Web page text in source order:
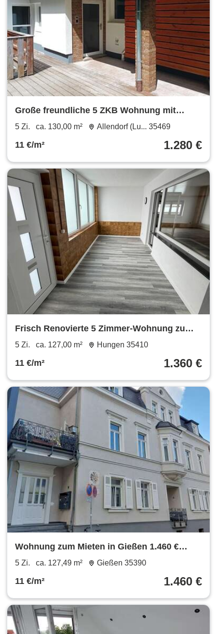
Große freundliche 5 ZKB Wohnung mit
Wohnküche (1613-5002-WHG)
5 Zi. ca. 130,00 m² Allendorf (Lu... 35469
11 €/m² 1.280 €
Frisch Renovierte 5 Zimmer-Wohnung zu
vermieten
5 Zi. ca. 127,00 m² Hungen 35410
11 €/m² 1.360 €
Wohnung zum Mieten in Gießen 1.460 €
127.49 m²
5 Zi. ca. 127,49 m² Gießen 35390
11 €/m² 1.460 €